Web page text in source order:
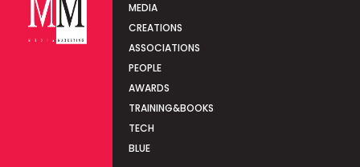
MEDIA
CREATIONS
ASSOCIATIONS
PEOPLE
AWARDS
TRAINING&BOOKS
TECH
BLUE